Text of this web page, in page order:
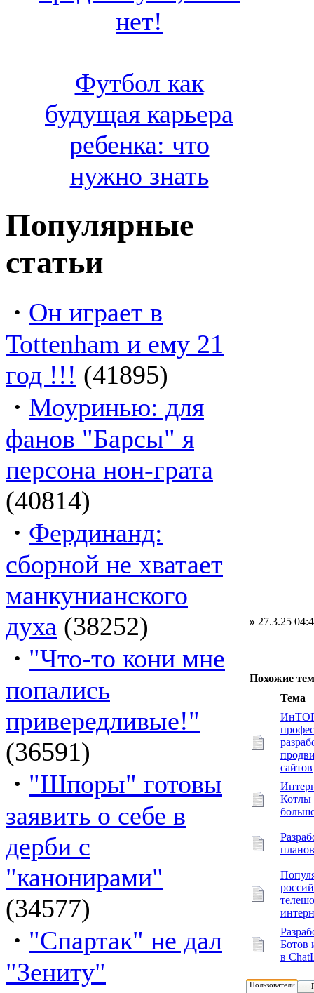
нет!
Футбол как
будущая карьера
ребенка: что
нужно знать
Популярные
статьи
· Он играет в
Tottenham и ему 21
год !!! (41895)
· Моуринью: для
фанов "Барсы" я
персона нон-грата
(40814)
· Фердинанд:
сборной не хватает
манкунианского
духа (38252)
· "Что-то кони мне
попались
привередливые!"
(36591)
· "Шпоры" готовы
заявить о себе в
дерби с
"канонирами"
(34577)
· "Спартак" не дал
"Зениту"
» 27.3.25
Похожие
Тема
сайтов
Котлы
Ботов
в
Пользователи